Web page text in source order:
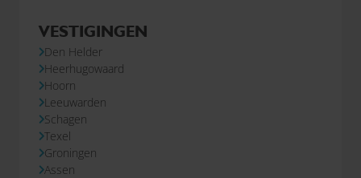
VESTIGINGEN
Den Helder
Heerhugowaard
Hoorn
Leeuwarden
Schagen
Texel
Groningen
Assen